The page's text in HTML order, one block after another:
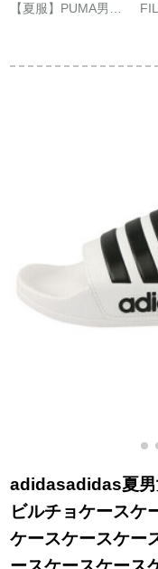
【夏服】PUMA男性
ロで上品なスリムパ
ク
adidasadidas夏男
ビルチョケースケ
ケースケースケー